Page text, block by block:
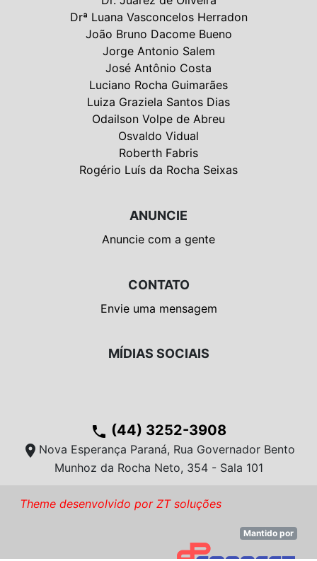
Drª Luana Vasconcelos Herradon
João Bruno Dacome Bueno
Jorge Antonio Salem
José Antônio Costa
Luciano Rocha Guimarães
Luiza Graziela Santos Dias
Odailson Volpe de Abreu
Osvaldo Vidual
Roberth Fabris
Rogério Luís da Rocha Seixas
ANUNCIE
Anuncie com a gente
CONTATO
Envie uma mensagem
MÍDIAS SOCIAIS
phone (44) 3252-3908
location_on Nova Esperança Paraná, Rua Governador Bento
Munhoz da Rocha Neto, 354 - Sala 101
Theme desenvolvido por ZT soluções
Mantido por